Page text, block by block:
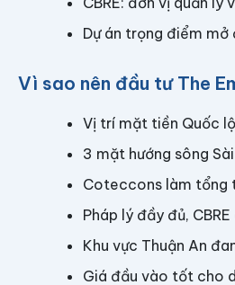
Dự án trọng điểm mở
Vì sao nên đầu tư The
Vị trí mặt tiền Quốc
3 mặt hướng sông
Coteccons làm tổng
Pháp lý đầy đủ,
Khu vực Thuận An
Giá đầu vào tốt cho